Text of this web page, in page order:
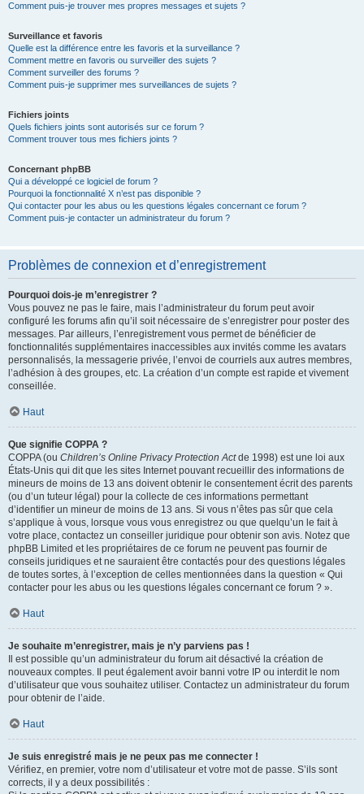
Comment puis-je trouver mes propres messages et sujets ?
Surveillance et favoris
Quelle est la différence entre les favoris et la surveillance ?
Comment mettre en favoris ou surveiller des sujets ?
Comment surveiller des forums ?
Comment puis-je supprimer mes surveillances de sujets ?
Fichiers joints
Quels fichiers joints sont autorisés sur ce forum ?
Comment trouver tous mes fichiers joints ?
Concernant phpBB
Qui a développé ce logiciel de forum ?
Pourquoi la fonctionnalité X n’est pas disponible ?
Qui contacter pour les abus ou les questions légales concernant ce forum ?
Comment puis-je contacter un administrateur du forum ?
Problèmes de connexion et d’enregistrement
Pourquoi dois-je m’enregistrer ?
Vous pouvez ne pas le faire, mais l’administrateur du forum peut avoir
configuré les forums afin qu’il soit nécessaire de s’enregistrer pour poster des
messages. Par ailleurs, l’enregistrement vous permet de bénéficier de
fonctionnalités supplémentaires inaccessibles aux invités comme les avatars
personnalisés, la messagerie privée, l’envoi de courriels aux autres membres,
l’adhésion à des groupes, etc. La création d’un compte est rapide et vivement
conseillée.
Haut
Que signifie COPPA ?
COPPA (ou Children’s Online Privacy Protection Actde 1998) est une loi aux
États-Unis qui dit que les sites Internet pouvant recueillir des informations de
mineurs de moins de 13 ans doivent obtenir le consentement écrit des parents
(ou d’un tuteur légal) pour la collecte de ces informations permettant
d’identifier un mineur de moins de 13 ans. Si vous n’êtes pas sûr que cela
s’applique à vous, lorsque vous vous enregistrez ou que quelqu’un le fait à
votre place, contactez un conseiller juridique pour obtenir son avis. Notez que
phpBB Limited et les propriétaires de ce forum ne peuvent pas fournir de
conseils juridiques et ne sauraient être contactés pour des questions légales
de toutes sortes, à l’exception de celles mentionnées dans la question « Qui
contacter pour les abus ou les questions légales concernant ce forum ? ».
Haut
Je souhaite m’enregistrer, mais je n’y parviens pas !
Il est possible qu’un administrateur du forum ait désactivé la création de
nouveaux comptes. Il peut également avoir banni votre IP ou interdit le nom
d’utilisateur que vous souhaitez utiliser. Contactez un administrateur du forum
pour obtenir de l’aide.
Haut
Je suis enregistré mais je ne peux pas me connecter !
Vérifiez, en premier, votre nom d’utilisateur et votre mot de passe. S’ils sont
corrects, il y a deux possibilités :